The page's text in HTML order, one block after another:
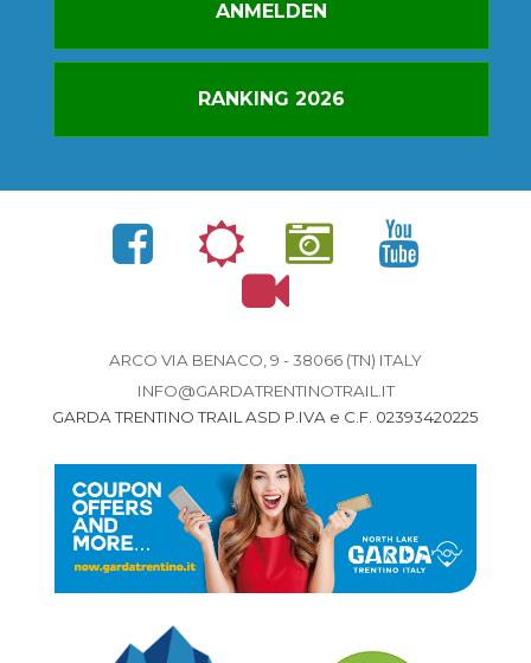
ANMELDEN
RANKING 2026
ARCO VIA BENACO, 9 - 38066 (TN) ITALY
INFO@GARDATRENTINOTRAIL.IT
GARDA TRENTINO TRAIL ASD P.IVA e C.F. 02393420225